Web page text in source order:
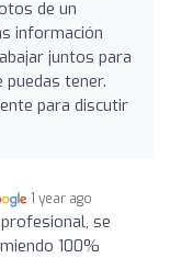
de un
información
juntos para
tener.
para discutir
1 year ago
se
100%